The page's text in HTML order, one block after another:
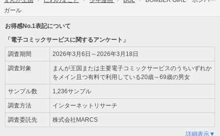
ガール
お得感No.1表記について
「電子コミックサービスに関するアンケート」
調査期間 2026年3月6日～2026年3月18日
調査対象
まんが王国または主要電子コミックサービスのうちいずれか
をメイン且つ有料で利用している20歳～69歳の男女
サンプル数 1,236サンプル
調査方法 インターネットリサーチ
調査委託先 株式会社MARCS
詳細表示▼